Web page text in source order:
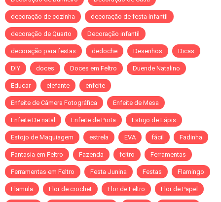
decoração de cozinha decoração de festa infantil
decoração de Quarto Decoração infantil
decoração para festas dedoche Desenhos Dicas
DIY doces Doces em Feltro Duende Natalino
Educar elefante enfeite
Enfeite de Câmera Fotográfica Enfeite de Mesa
Enfeite De natal Enfeite de Porta Estojo de Lápis
Estojo de Maquiagem estrela EVA fácil Fadinha
Fantasia em Feltro Fazenda feltro Ferramentas
Ferramentas em Feltro Festa Junina Festas Flamingo
Flamula Flor de crochet Flor de Feltro Flor de Papel